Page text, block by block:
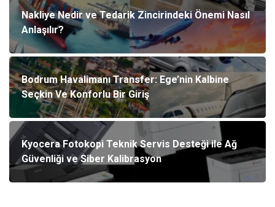
Nakliye Nedir ve Tedarik Zincirindeki Önemi Nasıl
Anlaşılır?
Bodrum Havalimanı Transfer: Ege’nin Kalbine
Seçkin Ve Konforlu Bir Giriş
Kyocera Fotokopi Teknik Servis Desteği ile Ağ
Güvenliği ve Siber Kalibrasyon